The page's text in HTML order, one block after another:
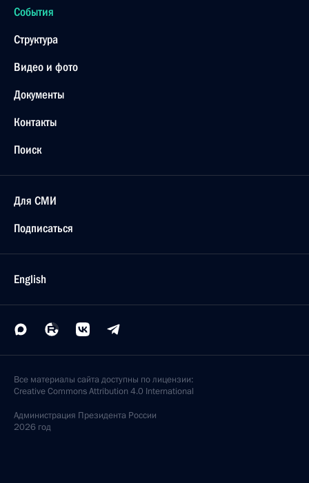
События
Структура
Видео и фото
Документы
Контакты
Поиск
Для СМИ
Подписаться
English
Все материалы сайта доступны по лицензии:
Creative Commons Attribution 4.0 International
Администрация Президента России
2026 год